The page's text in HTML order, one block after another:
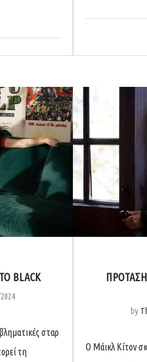
BLACK
σταρ
τη
ΠΡΟΤΑΣΗ
by
Ο Μάικλ Κίτον